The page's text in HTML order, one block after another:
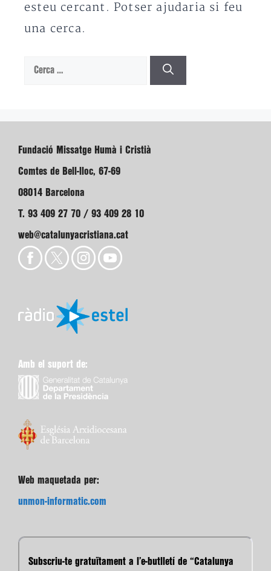
esteu cercant. Potser ajudaria si feu
una cerca.
Cerca:
Fundació Missatge Humà i Cristià
Comtes de Bell-lloc, 67-69
08014 Barcelona
T. 93 409 27 70 / 93 409 28 10
web@catalunyacristiana.cat
Amb el suport de:
Web maquetada per:
unmon-informatic.com
Subscriu-te gratuïtament a l’e-butlletí de “Catalunya